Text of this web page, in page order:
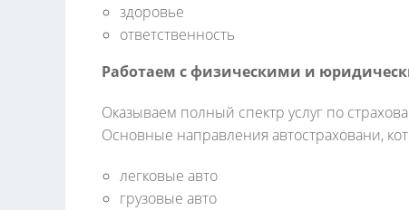
здоровье
ответственность
Работаем с физическими и
Оказываем полный спектр услуг по
Основные направления автостраховани,
легковые авто
грузовые авто